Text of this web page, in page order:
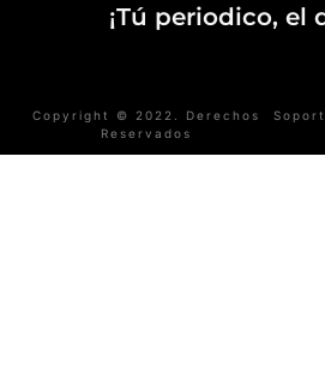
¡Tú periodico, el
Copyright © 2022. Derechos
Reservados